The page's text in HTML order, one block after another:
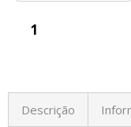
Descrição